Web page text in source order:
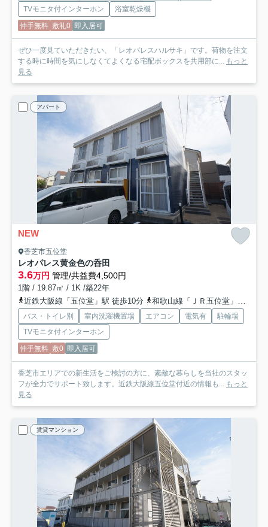
TVモニタ付インターホン
浴室乾燥機
仲手無料 敷礼0 即入居可
ぜひ一度見ていただきたい、「レオパレスハルサキ」です。荷物を注文
する時に時間を気にしなくてよくなる宅配ボックスを共用部に...
もっと
見る
アパート
NEW
香芝市五位堂
レオパレス黄金色の呑田
3.6万円 管理/共益費4,500円
1階 / 19.87㎡ / 1K /築22年
近鉄大阪線「五位堂」駅 徒歩10分
和歌山線「ＪＲ五位堂」駅 徒歩14分
バス・トイレ別 室内洗濯機置場 エアコン 電気有
駐輪場
TVモニタ付インターホン
仲手無料 敷0 即入居可
香芝市エリアでの新生活をご検討の方に、素敵な暮らしを当社のスタッ
フが全力でサポート致します。近鉄大阪線五位堂付近の情報も...
もっと
見る
賃貸マンション